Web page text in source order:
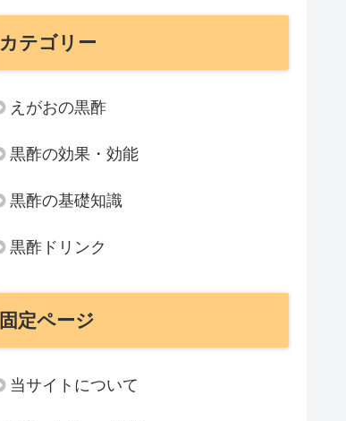
カテゴリー
えがおの黒酢
黒酢の効果・効能
黒酢の基礎知識
黒酢ドリンク
固定ページ
当サイトについて